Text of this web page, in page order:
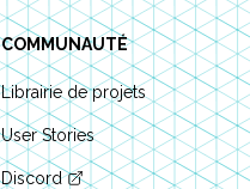
COMMUNAUTÉ
Librairie de projets
User Stories
Discord